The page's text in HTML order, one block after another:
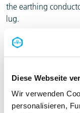
Diese Webseite
Wir verwenden
personalisieren,
the earthing
lug.